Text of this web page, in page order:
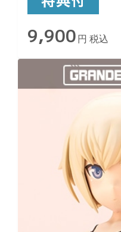
9,900 円 税込